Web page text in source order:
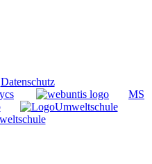
Datenschutz
MS